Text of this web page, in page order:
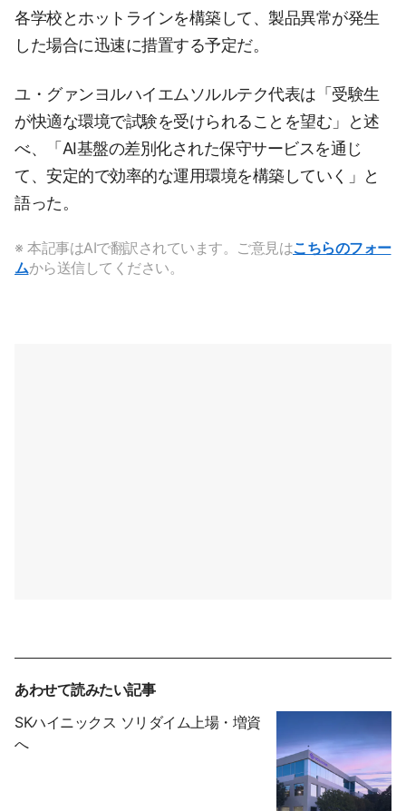
各学校とホットラインを構築して、製品異常が発生
した場合に迅速に措置する予定だ。
ユ・グァンヨルハイエムソルルテク代表は「受験生
が快適な環境で試験を受けられることを望む」と述
べ、「AI基盤の差別化された保守サービスを通じ
て、安定的で効率的な運用環境を構築していく」と
語った。
※ 本記事はAIで翻訳されています。ご意見はこちらのフォー
ムから送信してください。
あわせて読みたい記事
SKハイニックス ソリダイム上場・増資
へ